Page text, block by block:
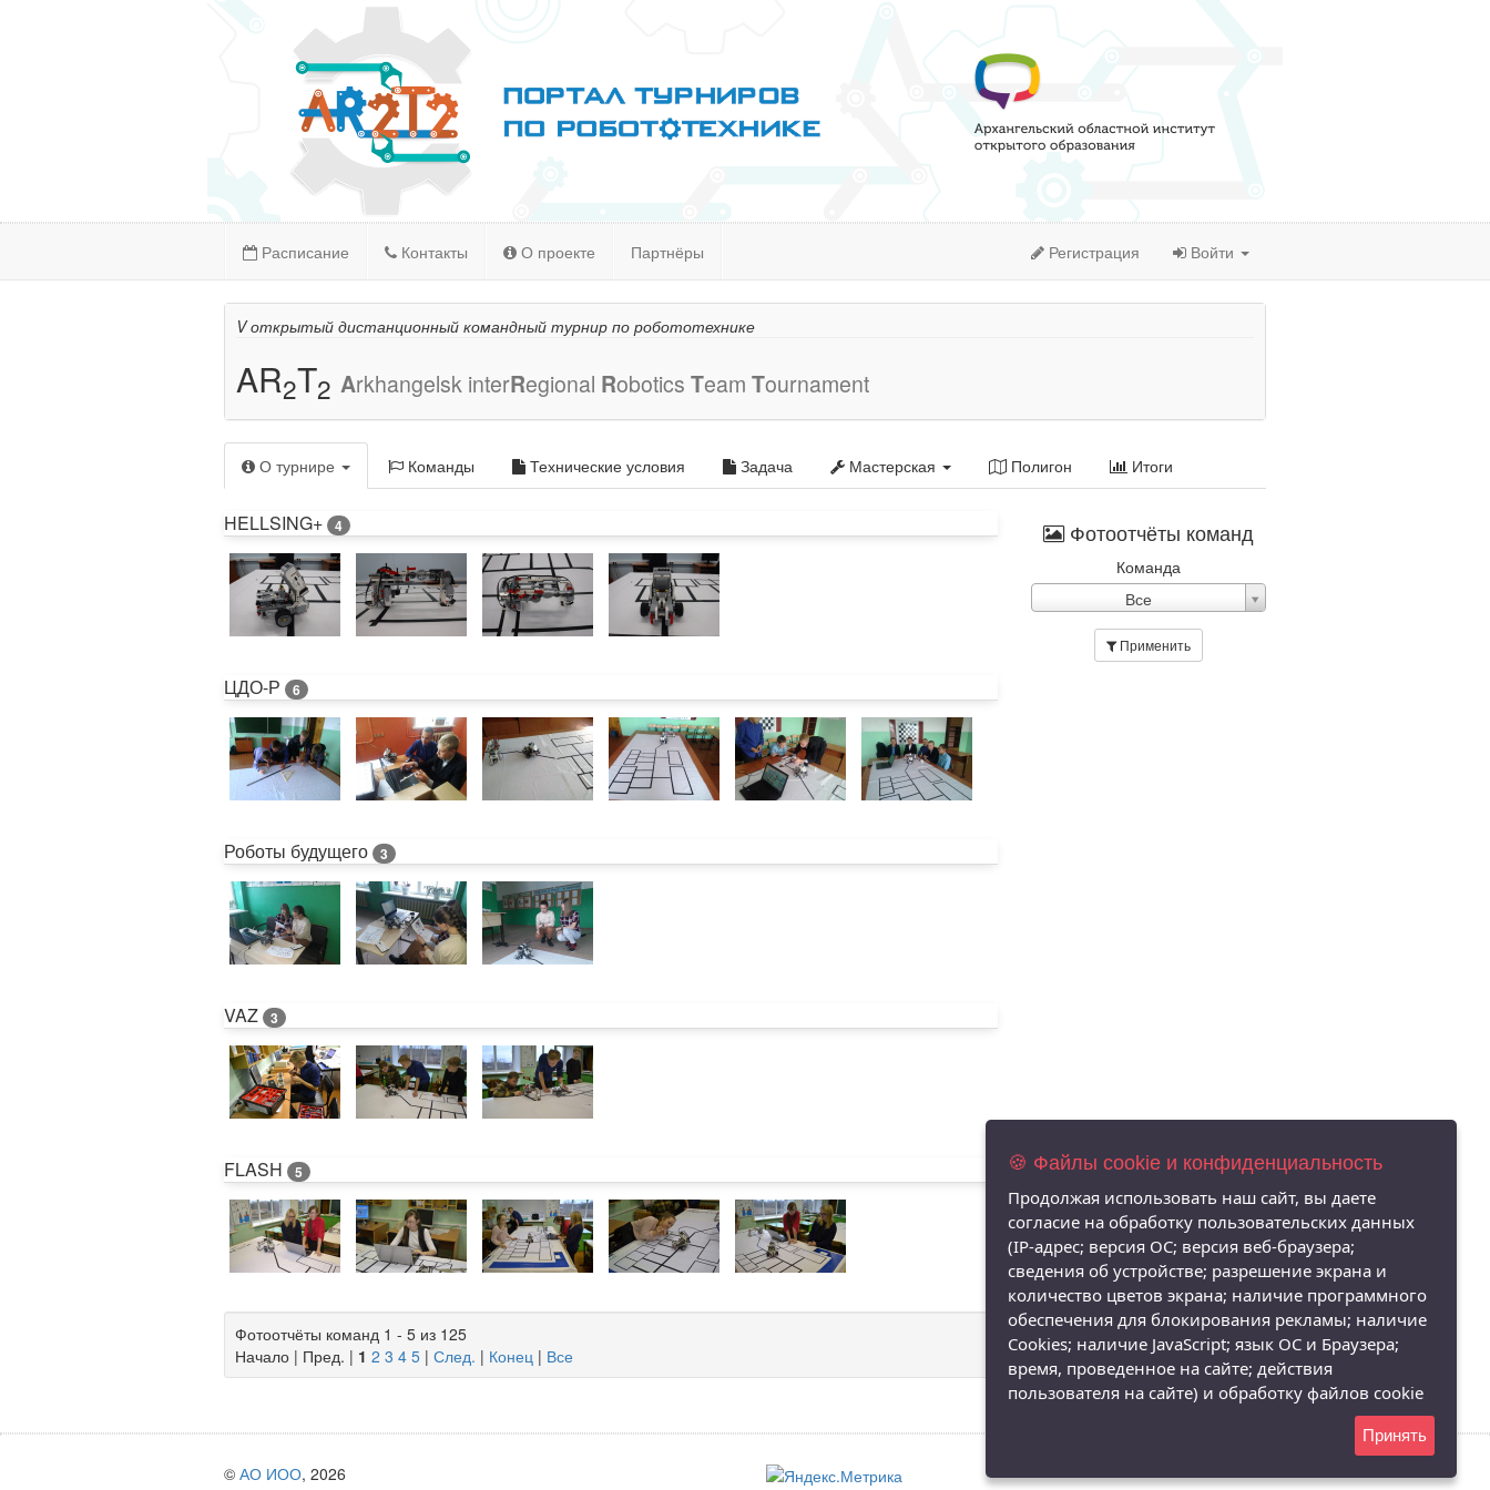
Расписание Контакты О проекте Партнёры Регистрация Войти
V открытый дистанционный командный турнир по робототехнике
AR2T2 Arkhangelsk interRegional Robotics Team Tournament
О турнире Команды Технические условия Задача Мастерская Полигон Итоги
HELLSING+ 4
ЦДО-Р 6
Роботы будущего 3
VAZ 3
FLASH 5
Фотоотчёты команд 1 - 5 из 125
Начало | Пред. | 1 2 3 4 5 | След. | Конец | Все
Фотоотчёты команд
Команда
Все
Применить
© АО ИОО, 2026
🍪 Файлы cookie и конфиденциальность
Продолжая использовать наш сайт, вы даете
согласие на обработку пользовательских данных
(IP-адрес; версия ОС; версия веб-браузера;
сведения об устройстве; разрешение экрана и
количество цветов экрана; наличие программного
обеспечения для блокирования рекламы; наличие
Cookies; наличие JavaScript; язык ОС и Браузера;
время, проведенное на сайте; действия
пользователя на сайте) и обработку файлов cookie
Принять